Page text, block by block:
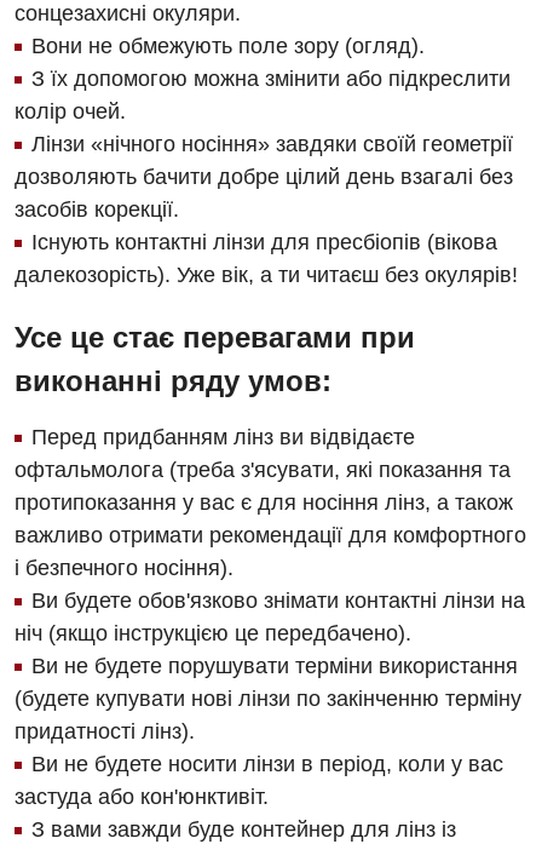
Вакансії
Інтернатура
Програма лояльності
Відгуки
Відео
Ангіографічні дослідження
Діагностичне відділення
Ендоскопічне відділення
Інструментальна діагностика
Комп’ютерна томографія
Магнітно-резонансна томографія
Мамографія
Нейросонографія
Рентгенографія
УЗД
Відділ госпіталізації
Відділення кардіосудинної патології та неврології
Відділення невідкладних станів
Гінекологічне відділення
Денний стаціонар
Діагностичне відділення
Ендоскопічне відділення
Онкологічне відділлення
Офтальмологічне відділення
Декларування
Лікування гострого інфаркту
Українська
сонцезахисні окуляри.
Вони не обмежують поле зору (огляд).
З їх допомогою можна змінити або підкреслити
колір очей.
Лінзи «нічного носіння» завдяки своїй геометрії
дозволяють бачити добре цілий день взагалі без
засобів корекції.
Існують контактні лінзи для пресбіопів (вікова
далекозорість). Уже вік, а ти читаєш без окулярів!
Усе це стає перевагами при
виконанні ряду умов:
Перед придбанням лінз ви відвідаєте
офтальмолога (треба з'ясувати, які показання та
протипоказання у вас є для носіння лінз, а також
важливо отримати рекомендації для комфортного
і безпечного носіння).
Ви будете обов'язково знімати контактні лінзи на
ніч (якщо інструкцією це передбачено).
Ви не будете порушувати терміни використання
(будете купувати нові лінзи по закінченню терміну
придатності лінз).
Ви не будете носити лінзи в період, коли у вас
застуда або кон'юнктивіт.
З вами завжди буде контейнер для лінз із